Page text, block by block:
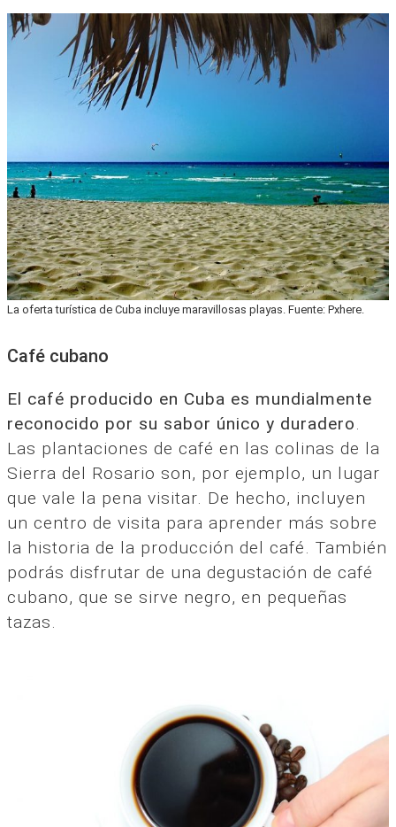
La oferta turística de Cuba incluye maravillosas playas. Fuente: Pxhere.
Café cubano
El café producido en Cuba es mundialmente
reconocido por su sabor único y duradero.
Las plantaciones de café en las colinas de la
Sierra del Rosario son, por ejemplo, un lugar
que vale la pena visitar. De hecho, incluyen
un centro de visita para aprender más sobre
la historia de la producción del café. También
podrás disfrutar de una degustación de café
cubano, que se sirve negro, en pequeñas
tazas.